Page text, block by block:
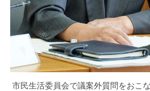
市民生活委員会で議案外質問をおこ